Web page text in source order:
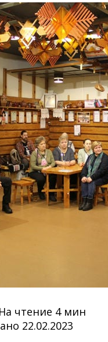
На чтение 4 мин
22.02.2023